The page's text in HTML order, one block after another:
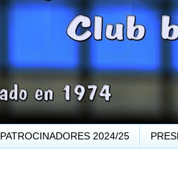
PATROCINADORES 2024/25